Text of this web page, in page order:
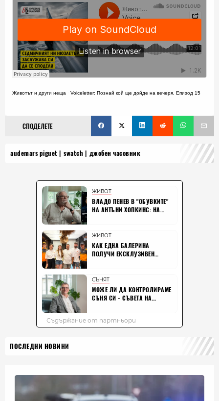
Животът и други неща · Voiceletter: Познай кой ще дойде на вечеря, Епизод 15
СПОДЕЛЕТЕ
audemars piguet swatch джобен часовник
ПОСЛЕДНИ НОВИНИ